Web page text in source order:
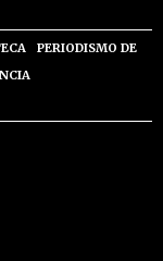
PERIODISMO DE